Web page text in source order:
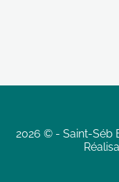
2026 ©- Saint-Séb